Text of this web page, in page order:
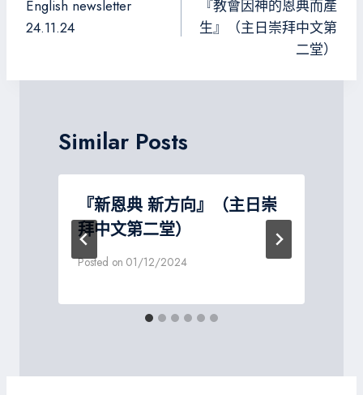
導
English newsletter
24.11.24
『教會因神的恩典而產
生』（主日崇拜中文第
二堂）
Similar Posts
『新恩典 新方向』（主日崇
拜中文第二堂）
Posted on 01/12/2024